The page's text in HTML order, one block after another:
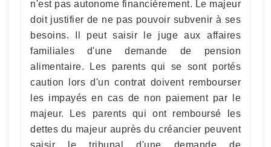
n'est pas autonome financièrement. Le majeur
doit justifier de ne pas pouvoir subvenir à ses
besoins. Il peut saisir le juge aux affaires
familiales d'une demande de pension
alimentaire. Les parents qui se sont portés
caution lors d'un contrat doivent rembourser
les impayés en cas de non paiement par le
majeur. Les parents qui ont remboursé les
dettes du majeur auprès du créancier peuvent
saisir le tribunal d'une demande de